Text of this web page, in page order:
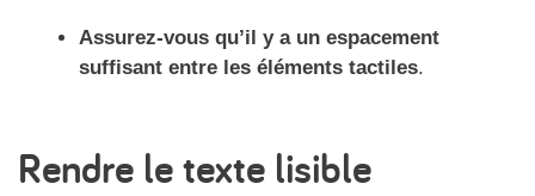
Assurez-vous qu’il y a un espacement
suffisant entre les éléments tactiles.
Rendre le texte lisible